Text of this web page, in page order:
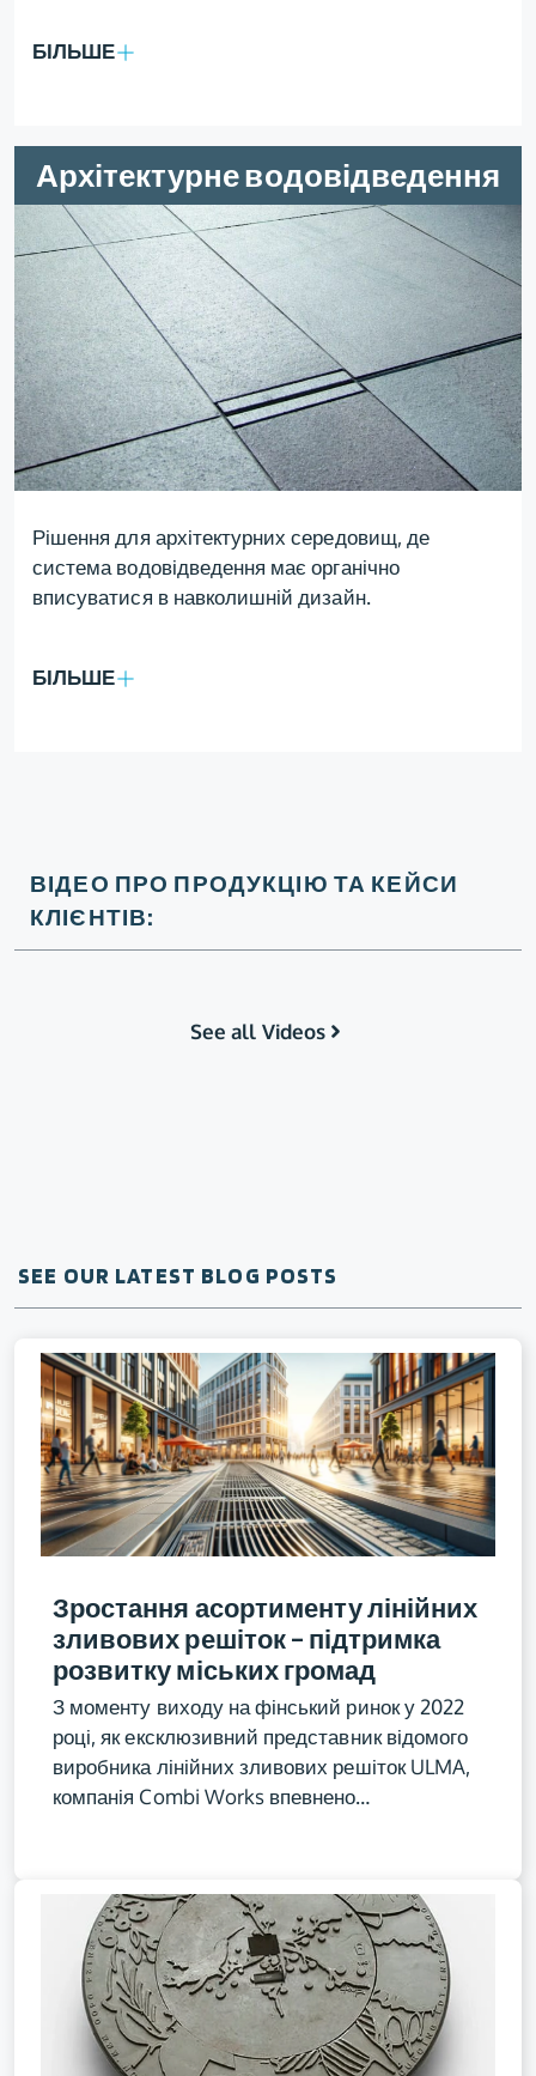
БІЛЬШЕ
Архітектурне водовідведення
Рішення для архітектурних середовищ, де
система водовідведення має органічно
вписуватися в навколишній дизайн.
БІЛЬШЕ
ВІДЕО ПРО ПРОДУКЦІЮ ТА КЕЙСИ
КЛІЄНТІВ:
See all Videos
SEE OUR LATEST BLOG POSTS
Зростання асортименту лінійних
зливових решіток – підтримка
розвитку міських громад
З моменту виходу на фінський ринок у 2022
році, як ексклюзивний представник відомого
виробника лінійних зливових решіток ULMA,
компанія Combi Works впевнено…